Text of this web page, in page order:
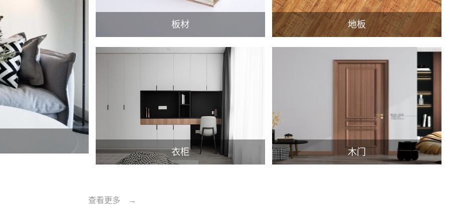
板材 地板
衣柜 木门
查看更多 →